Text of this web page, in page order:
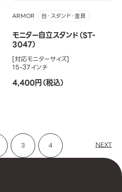
ARMOR 台・スタンド・金具
モニター自立スタンド（ST-
3047）
[対応モニターサイズ]
15-37インチ
4,400円（税込）
3 4 NEXT